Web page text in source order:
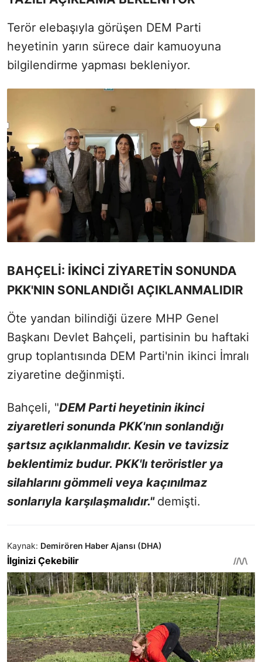
Terör elebaşıyla görüşen DEM Parti
heyetinin yarın sürece dair kamuoyuna
bilgilendirme yapması bekleniyor.
BAHÇELİ: İKİNCİ ZİYARETİN SONUNDA
PKK'NIN SONLANDIĞI AÇIKLANMALIDIR
Öte yandan bilindiği üzere MHP Genel
Başkanı Devlet Bahçeli, partisinin bu haftaki
grup toplantısında DEM Parti'nin ikinci İmralı
ziyaretine değinmişti.
Bahçeli, "DEM Parti heyetinin ikinci
ziyaretleri sonunda PKK'nın sonlandığı
şartsız açıklanmalıdır. Kesin ve tavizsiz
beklentimiz budur. PKK'lı teröristler ya
silahlarını gömmeli veya kaçınılmaz
sonlarıyla karşılaşmalıdır." demişti.
Kaynak: Demirören Haber Ajansı (DHA)